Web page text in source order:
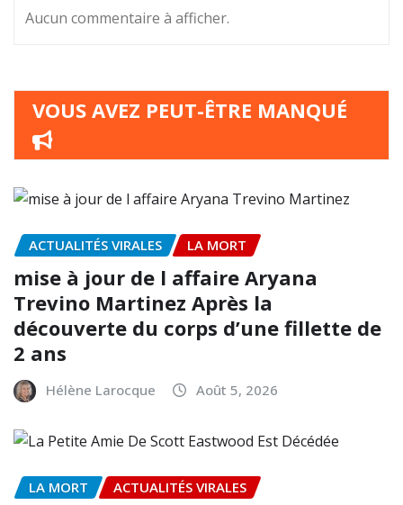
Aucun commentaire à afficher.
VOUS AVEZ PEUT-ÊTRE MANQUÉ
ACTUALITÉS VIRALES LA MORT
mise à jour de l affaire Aryana
Trevino Martinez Après la
découverte du corps d’une fillette de
2 ans
Hélène Larocque Août 5, 2026
LA MORT ACTUALITÉS VIRALES